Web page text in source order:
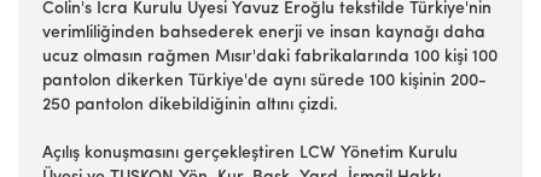
Colin's İcra Kurulu Üyesi Yavuz Eroğlu tekstilde Türkiye'nin
verimliliğinden bahsederek enerji ve insan kaynağı daha
ucuz olmasın rağmen Mısır'daki fabrikalarında 100 kişi 100
pantolon dikerken Türkiye'de aynı sürede 100 kişinin 200-
250 pantolon dikebildiğinin altını çizdi.
Açılış konuşmasını gerçekleştiren LCW Yönetim Kurulu